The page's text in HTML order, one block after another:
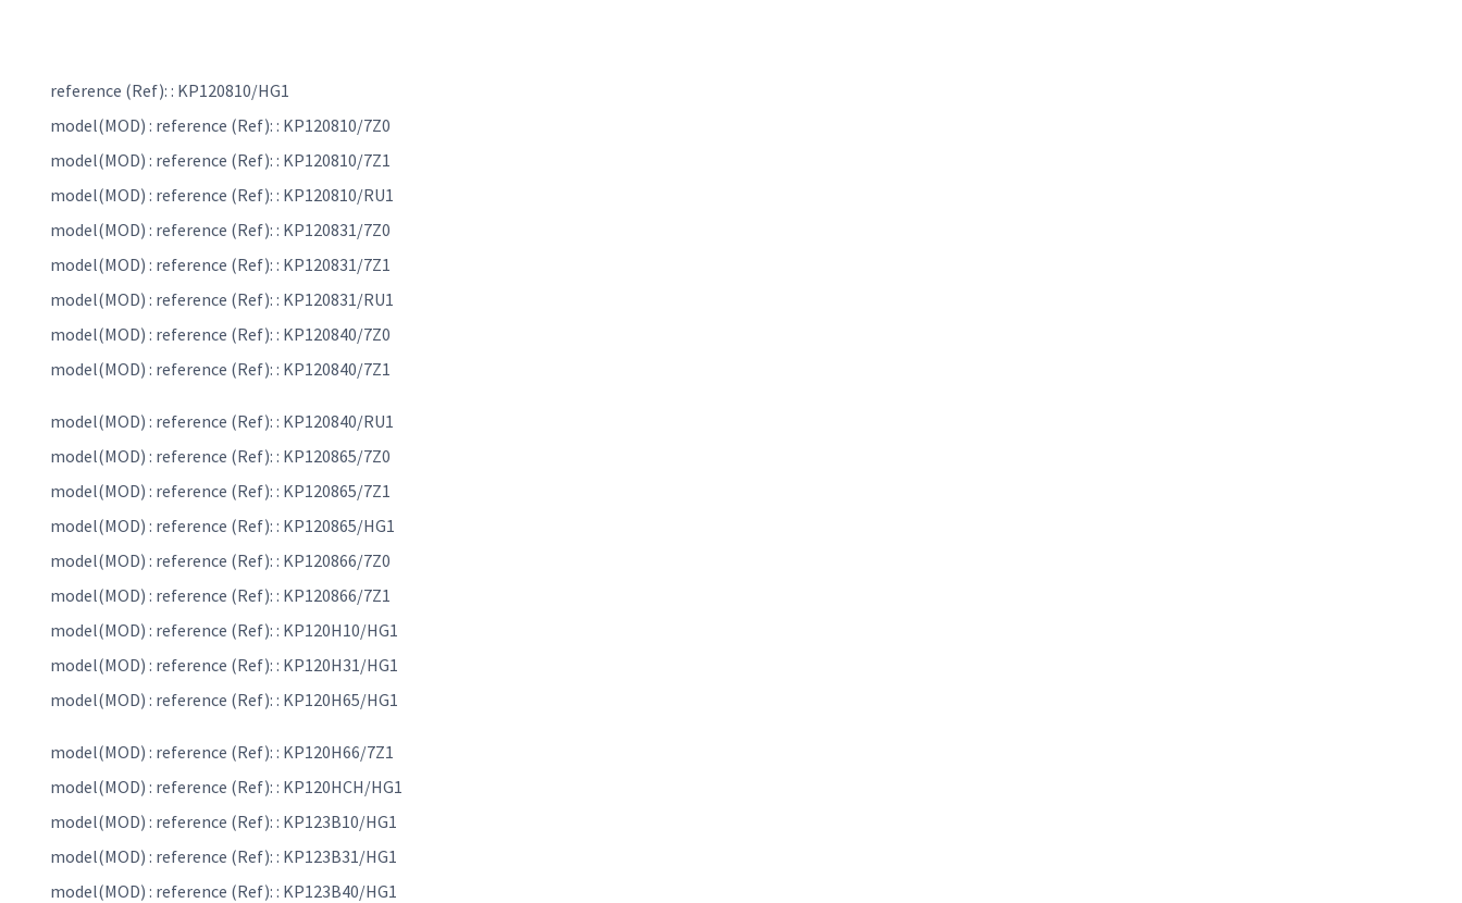
reference (Ref): : KP120810/HG1
model(MOD) : reference (Ref): : KP120810/7Z0
model(MOD) : reference (Ref): : KP120810/7Z1
model(MOD) : reference (Ref): : KP120810/RU1
model(MOD) : reference (Ref): : KP120831/7Z0
model(MOD) : reference (Ref): : KP120831/7Z1
model(MOD) : reference (Ref): : KP120831/RU1
model(MOD) : reference (Ref): : KP120840/7Z0
model(MOD) : reference (Ref): : KP120840/7Z1
model(MOD) : reference (Ref): : KP120840/RU1
model(MOD) : reference (Ref): : KP120865/7Z0
model(MOD) : reference (Ref): : KP120865/7Z1
model(MOD) : reference (Ref): : KP120865/HG1
model(MOD) : reference (Ref): : KP120866/7Z0
model(MOD) : reference (Ref): : KP120866/7Z1
model(MOD) : reference (Ref): : KP120H10/HG1
model(MOD) : reference (Ref): : KP120H31/HG1
model(MOD) : reference (Ref): : KP120H65/HG1
model(MOD) : reference (Ref): : KP120H66/7Z1
model(MOD) : reference (Ref): : KP120HCH/HG1
model(MOD) : reference (Ref): : KP123B10/HG1
model(MOD) : reference (Ref): : KP123B31/HG1
model(MOD) : reference (Ref): : KP123B40/HG1